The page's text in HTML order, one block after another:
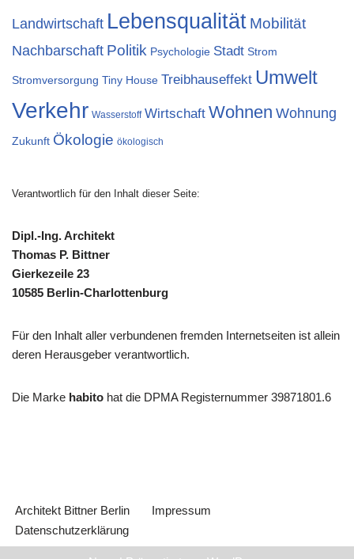
Landwirtschaft Lebensqualität Mobilität
Nachbarschaft Politik Psychologie Stadt Strom
Stromversorgung Tiny House Treibhauseffekt Umwelt
Verkehr Wasserstoff Wirtschaft Wohnen Wohnung
Zukunft Ökologie ökologisch
Verantwortlich für den Inhalt dieser Seite:
Dipl.-Ing. Architekt
Thomas P. Bittner
Gierkezeile 23
10585 Berlin-Charlottenburg
Für den Inhalt aller verbundenen fremden Internetseiten ist allein
deren Herausgeber verantwortlich.
Die Marke habito hat die DPMA Registernummer 39871801.6
Architekt Bittner Berlin
Impressum
Datenschutzerklärung